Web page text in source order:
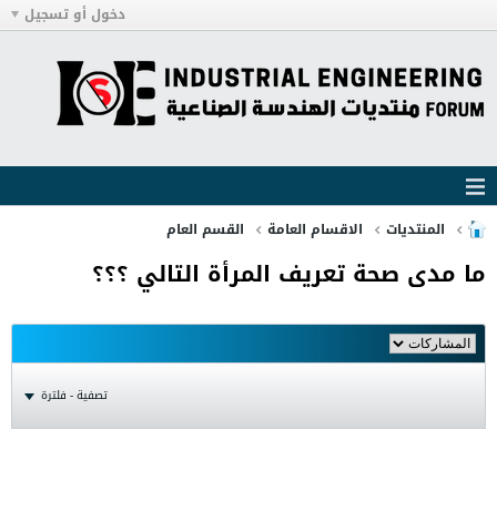
دخول أو تسجيل
المنتديات الاقسام العامة القسم العام
ما مدى صحة تعريف المرأة التالي ؟؟؟
تصفية - فلترة